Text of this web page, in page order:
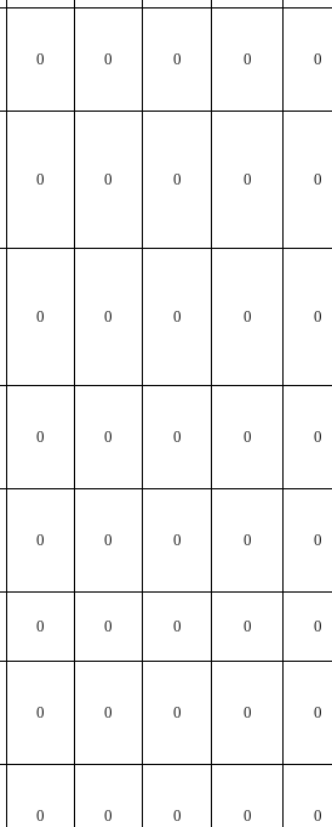
0 0 0 0 0
0 0 0 0 0
0 0 0 0 0
0 0 0 0 0
0 0 0 0 0
0 0 0 0 0
0 0 0 0 0
0 0 0 0 0